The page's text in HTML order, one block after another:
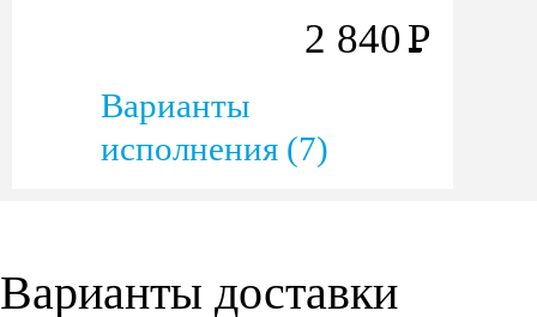
2 840Р
Варианты
исполнения (7)
Варианты доставки